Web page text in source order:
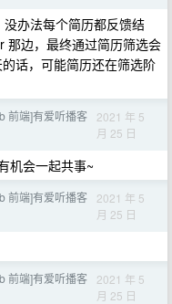
办法每个简历都反馈结
那边，最终通过简历筛选会
话，可能简历还在筛选阶
前端]有爱听播客
2021 年 5
月 25 日
机会一起共事~
前端]有爱听播客
2021 年 5
月 25 日
前端]有爱听播客
2021 年 5
月 25 日